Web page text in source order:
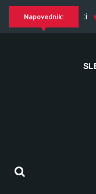
Napovednik:
+ Match! + Šesti
Kresnik + Morywa